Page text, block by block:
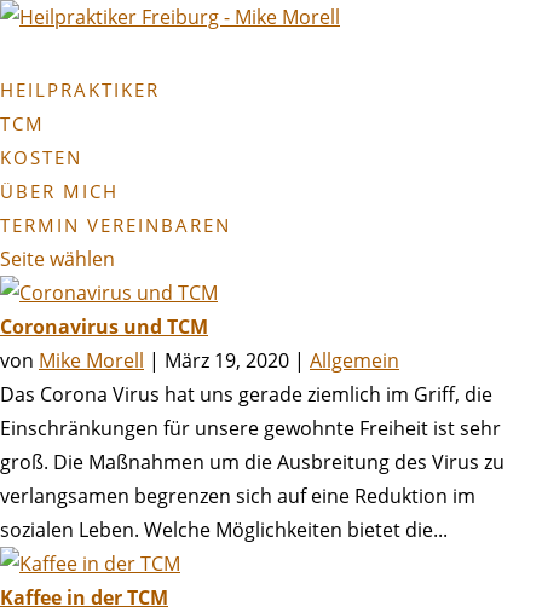
HEILPRAKTIKER
TCM
KOSTEN
ÜBER MICH
TERMIN VEREINBAREN
Seite wählen
Coronavirus und TCM
von Mike Morell | März 19, 2020 | Allgemein
Das Corona Virus hat uns gerade ziemlich im Griff, die
Einschränkungen für unsere gewohnte Freiheit ist sehr
groß. Die Maßnahmen um die Ausbreitung des Virus zu
verlangsamen begrenzen sich auf eine Reduktion im
sozialen Leben. Welche Möglichkeiten bietet die...
Kaffee in der TCM